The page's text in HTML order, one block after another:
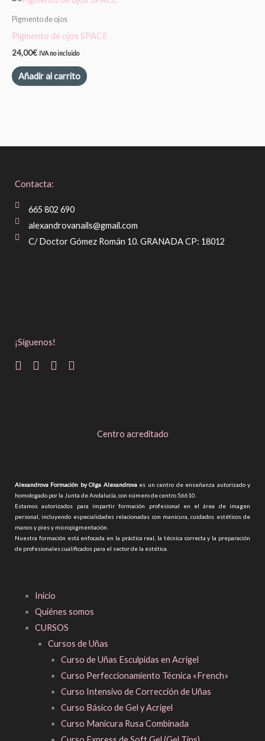
Pigmento de ojos
Pigmento de ojos SPACE
24,00€ IVA no incluido
Añadir al carrito
Contacta:
665 802 690
alexandrovanails@gmail.com
C/ Doctor Gómez Román 10. GRANADA CP: 18012
¡Síguenos!
Centro acreditado
Alexandrova Formación by Olga Alexandrovaes un centro de enseñanza autorizado y
homologado por la Junta de Andalucía, con número de centro 56610.
Estamos autorizados para impartir formación profesional en el área de imagen
personal, incluyendo especialidades relacionadas con manicura, cuidados estéticos de
manos y pies y micropigmentación.
Nuestra formación está enfocada en la práctica real, la técnica correcta y la preparación
de profesionales cualificados para el sector de la estética.
Inicio
Quiénes somos
CURSOS
Cursos de Uñas
Curso de Uñas Esculpidas en Acrigel
Curso Perfeccionamiento Técnica «French»
Curso Intensivo de Corrección de Uñas
Curso Básico de Gel y Acrigel
Curso Manicura Rusa Combinada